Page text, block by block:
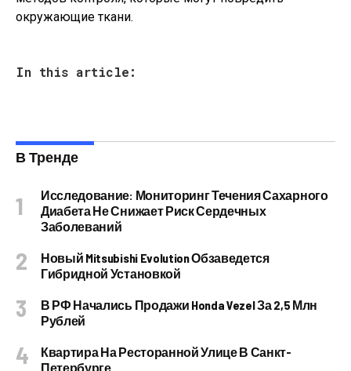
окружающие ткани.
In this article:
В Тренде
Исследование: Мониторинг Течения Сахарного
Диабета Не Снижает Риск Сердечных
Заболеваний
Новый Mitsubishi Evolution Обзаведется
Гибридной Установкой
В РФ Начались Продажи Honda Vezel За 2,5 Млн
Рублей
Квартира На Ресторанной Улице В Санкт-
Петербурге